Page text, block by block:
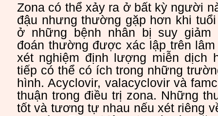
Zona có thể xảy ra ở bất kỳ người
đậu nhưng thường gặp hơn khi
ở những bệnh nhân bị suy giảm
đoán thường được xác lập trên
xét nghiệm định lượng miễn dịch
tiếp có thể có ích trong những
hình. Acyclovir, valacyclovir và
thuận trong điều trị zona. Những
tốt và tương tự nhau nếu xét riêng